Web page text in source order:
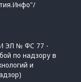
ЭЛ № ФС 77 -
по надзору в
и